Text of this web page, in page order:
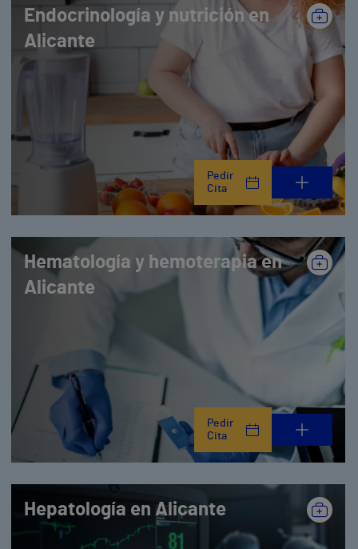
Endocrinología y nutrición en
Alicante
Pedir
Cita
Hematología y hemoterapia en
Alicante
Pedir
Cita
Hepatología en Alicante